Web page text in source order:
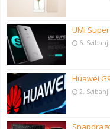
UMi
6. Svibanj
Huawei
2. Svibanj